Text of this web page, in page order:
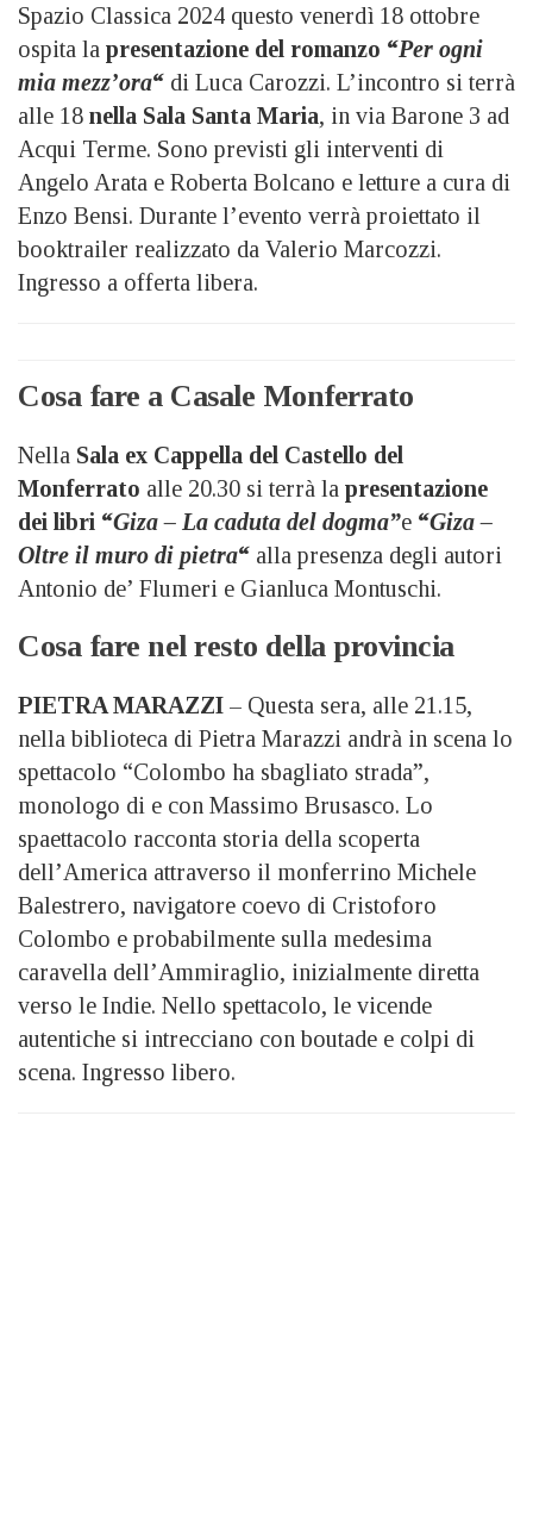
Spazio Classica 2024 questo venerdì 18 ottobre
ospita la presentazione del romanzo “Per ogni
mia mezz’ora“ di Luca Carozzi. L’incontro si terrà
alle 18 nella Sala Santa Maria, in via Barone 3 ad
Acqui Terme. Sono previsti gli interventi di
Angelo Arata e Roberta Bolcano e letture a cura di
Enzo Bensi. Durante l’evento verrà proiettato il
booktrailer realizzato da Valerio Marcozzi.
Ingresso a offerta libera.
Cosa fare a Casale Monferrato
Nella Sala ex Cappella del Castello del
Monferrato alle 20.30 si terrà la presentazione
dei libri “Giza – La caduta del dogma”e “Giza –
Oltre il muro di pietra“ alla presenza degli autori
Antonio de’ Flumeri e Gianluca Montuschi.
Cosa fare nel resto della provincia
PIETRA MARAZZI – Questa sera, alle 21.15,
nella biblioteca di Pietra Marazzi andrà in scena lo
spettacolo “Colombo ha sbagliato strada”,
monologo di e con Massimo Brusasco. Lo
spaettacolo racconta storia della scoperta
dell’America attraverso il monferrino Michele
Balestrero, navigatore coevo di Cristoforo
Colombo e probabilmente sulla medesima
caravella dell’Ammiraglio, inizialmente diretta
verso le Indie. Nello spettacolo, le vicende
autentiche si intrecciano con boutade e colpi di
scena. Ingresso libero.